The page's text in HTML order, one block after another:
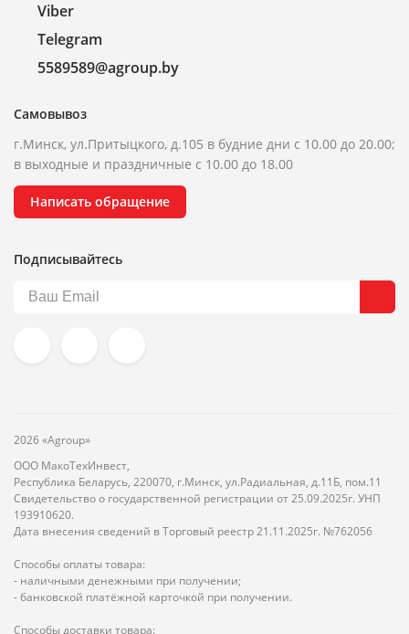
Viber
Telegram
5589589@agroup.by
Самовывоз
г.Минск, ул.Притыцкого, д.105 в будние дни с 10.00 до 20.00;
в выходные и праздничные с 10.00 до 18.00
Написать обращение
Подписывайтесь
2026 «Agroup»
ООО МакоТехИнвест,
Республика Беларусь, 220070, г.Минск, ул.Радиальная, д.11Б, пом.11
Свидетельство о государственной регистрации от 25.09.2025г. УНП
193910620.
Дата внесения сведений в Торговый реестр 21.11.2025г. №762056
Способы оплаты товара:
- наличными денежными при получении;
- банковской платёжной карточкой при получении.
Способы доставки товара: